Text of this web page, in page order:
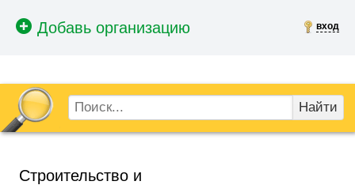
вход
Найти
Строительство и